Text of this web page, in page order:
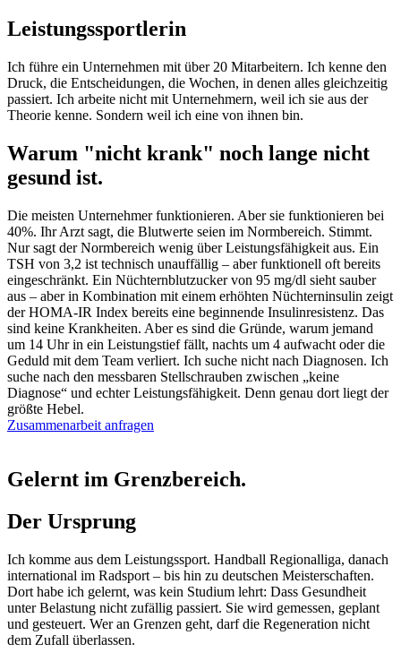
Leistungssportlerin
Ich führe ein Unternehmen mit über 20 Mitarbeitern. Ich kenne den
Druck, die Entscheidungen, die Wochen, in denen alles gleichzeitig
passiert. Ich arbeite nicht mit Unternehmern, weil ich sie aus der
Theorie kenne. Sondern weil ich eine von ihnen bin.
Warum "nicht krank" noch lange nicht
gesund ist.
Die meisten Unternehmer funktionieren. Aber sie funktionieren bei
40%. Ihr Arzt sagt, die Blutwerte seien im Normbereich. Stimmt.
Nur sagt der Normbereich wenig über Leistungsfähigkeit aus. Ein
TSH von 3,2 ist technisch unauffällig – aber funktionell oft bereits
eingeschränkt. Ein Nüchternblutzucker von 95 mg/dl sieht sauber
aus – aber in Kombination mit einem erhöhten Nüchterninsulin zeigt
der HOMA-IR Index bereits eine beginnende Insulinresistenz. Das
sind keine Krankheiten. Aber es sind die Gründe, warum jemand
um 14 Uhr in ein Leistungstief fällt, nachts um 4 aufwacht oder die
Geduld mit dem Team verliert. Ich suche nicht nach Diagnosen. Ich
suche nach den messbaren Stellschrauben zwischen „keine
Diagnose“ und echter Leistungsfähigkeit. Denn genau dort liegt der
größte Hebel.
Zusammenarbeit anfragen
Gelernt im Grenzbereich.
Der Ursprung
Ich komme aus dem Leistungssport. Handball Regionalliga, danach
international im Radsport – bis hin zu deutschen Meisterschaften.
Dort habe ich gelernt, was kein Studium lehrt: Dass Gesundheit
unter Belastung nicht zufällig passiert. Sie wird gemessen, geplant
und gesteuert. Wer an Grenzen geht, darf die Regeneration nicht
dem Zufall überlassen.